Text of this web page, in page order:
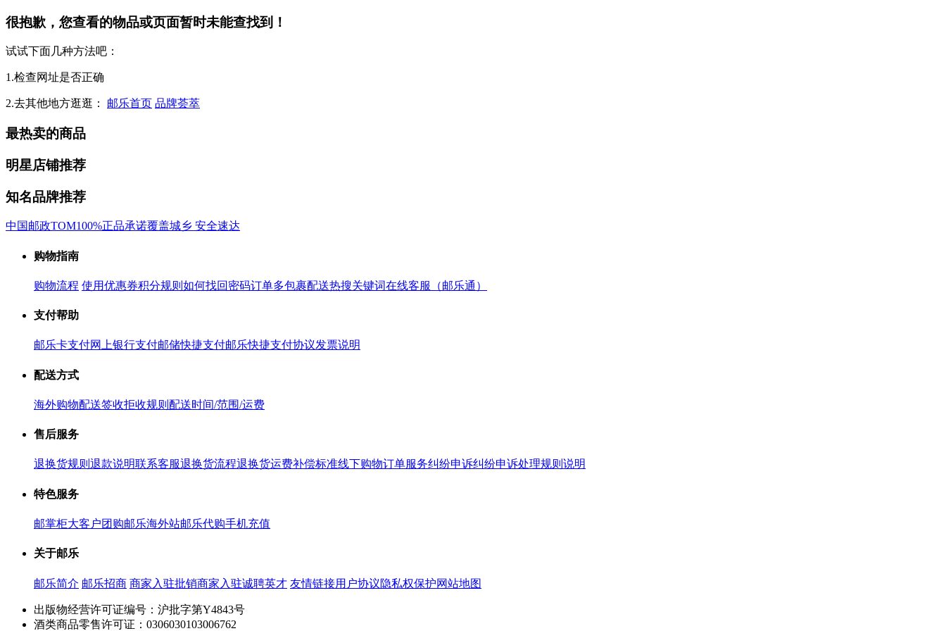
很抱歉，您查看的物品或页面暂时未能查找到！
试试下面几种方法吧：
1.检查网址是否正确
2.去其他地方逛逛： 邮乐首页 品牌荟萃
最热卖的商品
明星店铺推荐
知名品牌推荐
中国邮政TOM100%正品承诺覆盖城乡 安全速达
购物指南
购物流程 使用优惠券积分规则 如何找回密码订单多包裹配送热搜关键词在线客服（邮乐通）
支付帮助
邮乐卡支付网上银行支付邮储快捷支付邮乐快捷支付协议发票说明
配送方式
海外购物配送签收拒收规则 配送时间/范围/运费
售后服务
退换货规则 退款说明联系客服退换货流程退换货运费补偿标准线下购物订单服务纠纷申诉纠纷申诉处理规则说明
特色服务
邮掌柜大客户团购邮乐海外站邮乐代购手机充值
关于邮乐
邮乐简介 邮乐招商 商家入驻批销商家入驻诚聘英才 友情链接用户协议隐私权保护网站地图
出版物经营许可证编号：沪批字第Y4843号
酒类商品零售许可证：0306030103006762